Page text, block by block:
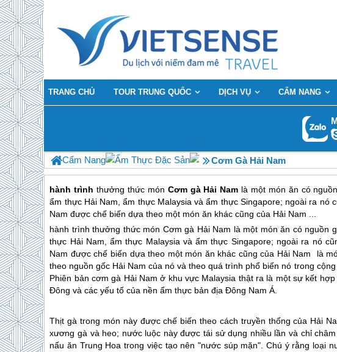
TRANG CHỦ TOUR TRUNG QUỐC DỊCH VỤ CẨM NANG
Cẩm Nang Ẩm Thực Đặc Sản Cơm Gà Hải Nam
hành trình thưởng thức món Cơm gà Hải Nam là một món ăn có
ẩm thực Hải Nam, ẩm thực Malaysia và ẩm thực Singapore; ngoài ra
Nam được chế biến dựa theo một món ăn khác cũng của Hải Nam ...
hành trình thưởng thức món Cơm gà Hải Nam là một món ăn có nguồn
thực Hải Nam, ẩm thực Malaysia và ẩm thực Singapore; ngoài ra nó
Nam được chế biến dựa theo một món ăn khác cũng của Hải Nam là
theo nguồn gốc Hải Nam của nó và theo quá trình phổ biến nó trong
Phiên bản cơm gà Hải Nam ở khu vực Malaysia thật ra là một sự kết
Đông và các yếu tố của nền ẩm thực bản địa Đông Nam Á.
Thịt gà trong món này được chế biến theo cách truyền thống của Hải
xương gà và heo; nước luộc này được tái sử dụng nhiều lần và chỉ
nấu ăn Trung Hoa trong việc tạo nên "nước súp mặn". Chú ý rằng loại